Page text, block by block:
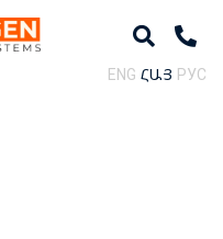
ENG ՀԱՅ РУС